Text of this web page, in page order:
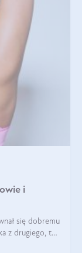
i
się dobremu
z drugiego, to